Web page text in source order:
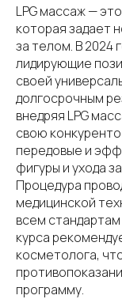
LPG массаж —
которая задает
за телом. В 2024
лидирующие
своей
долгосрочным
внедряя LPG
свою
передовые и
фигуры и ухода
Процедура
медицинской
всем
курса
косметолога,
программу.